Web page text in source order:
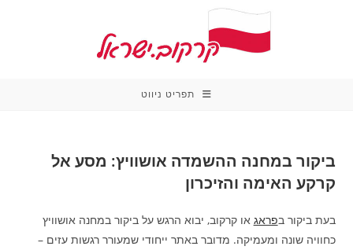
תפריט ניווט
ביקור במחנה ההשמדה אושוויץ: מסע אל
קרקע האימה והזיכרון
בעת ביקור בפראג או קרקוב, יבוא הרגש על ביקור במחנה אושוויץ
כחוויה שונה ומעמיקה. מדובר באתר ייחודי שמעורר רגשות עזים –